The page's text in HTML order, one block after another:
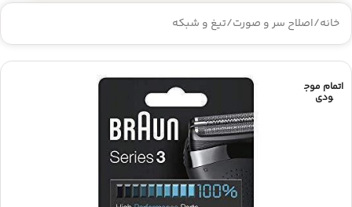
خانه/اصلاح سر و صورت/تیغ و شبکه
اتمام موج
ودی